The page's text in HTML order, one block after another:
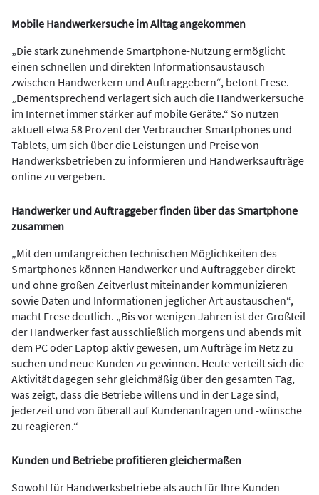
Mobile Handwerkersuche im Alltag angekommen
„Die stark zunehmende Smartphone-Nutzung ermöglicht
einen schnellen und direkten Informationsaustausch
zwischen Handwerkern und Auftraggebern“, betont Frese.
„Dementsprechend verlagert sich auch die Handwerkersuche
im Internet immer stärker auf mobile Geräte.“ So nutzen
aktuell etwa 58 Prozent der Verbraucher Smartphones und
Tablets, um sich über die Leistungen und Preise von
Handwerksbetrieben zu informieren und Handwerksaufträge
online zu vergeben.
Handwerker und Auftraggeber finden über das Smartphone
zusammen
„Mit den umfangreichen technischen Möglichkeiten des
Smartphones können Handwerker und Auftraggeber direkt
und ohne großen Zeitverlust miteinander kommunizieren
sowie Daten und Informationen jeglicher Art austauschen“,
macht Frese deutlich. „Bis vor wenigen Jahren ist der Großteil
der Handwerker fast ausschließlich morgens und abends mit
dem PC oder Laptop aktiv gewesen, um Aufträge im Netz zu
suchen und neue Kunden zu gewinnen. Heute verteilt sich die
Aktivität dagegen sehr gleichmäßig über den gesamten Tag,
was zeigt, dass die Betriebe willens und in der Lage sind,
jederzeit und von überall auf Kundenanfragen und -wünsche
zu reagieren.“
Kunden und Betriebe profitieren gleichermaßen
Sowohl für Handwerksbetriebe als auch für Ihre Kunden